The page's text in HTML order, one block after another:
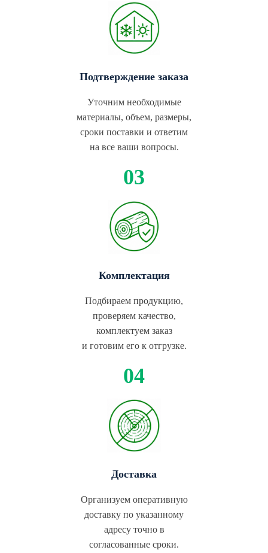
Подтверждение заказа
Уточним необходимые
материалы, объем, размеры,
сроки поставки и ответим
на все ваши вопросы.
Комплектация
Подбираем продукцию,
проверяем качество,
комплектуем заказ
и готовим его к отгрузке.
Доставка
Организуем оперативную
доставку по указанному
адресу точно в
согласованные сроки.